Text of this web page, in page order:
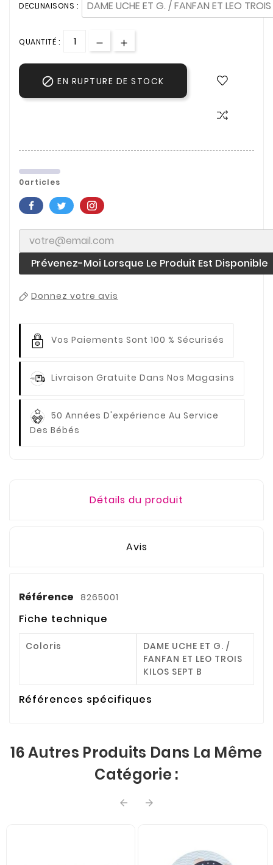
DECLINAISONS :
QUANTITÉ :
 EN RUPTURE DE STOCK
0articles
Prévenez-Moi Lorsque Le Produit Est Disponible
Donnez votre avis
Vos Paiements Sont 100 % Sécurisés
Livraison Gratuite Dans Nos Magasins
50 Années D'expérience Au Service
Des Bébés
Détails du produit
Avis
Référence 8265001
Fiche technique
Coloris
DAME UCHE ET G. /
FANFAN ET LEO TROIS
KILOS SEPT B
Références spécifiques
16 Autres Produits Dans La Même
Catégorie :
 